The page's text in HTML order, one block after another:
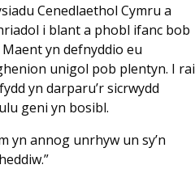
Cenedlaethol Cymru a
i blant a phobl ifanc bob
yn defnyddio eu
unigol pob plentyn. I rai
yn darparu’r sicrwydd
geni yn bosibl.
yn annog unrhyw un sy’n